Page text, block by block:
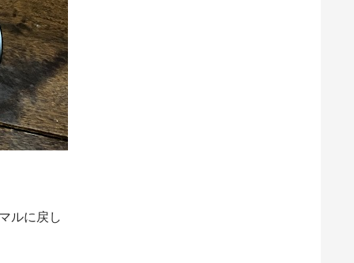
ルに戻し